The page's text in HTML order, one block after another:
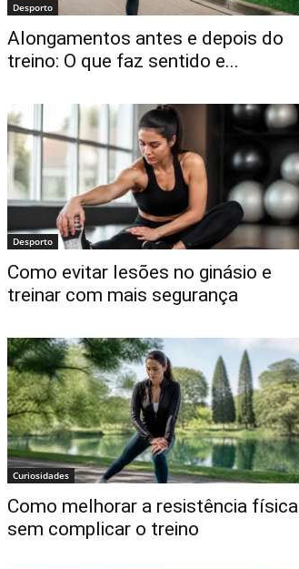
Desporto
Alongamentos antes e depois do
treino: O que faz sentido e...
Desporto
Como evitar lesões no ginásio e
treinar com mais segurança
Curiosidades
Como melhorar a resistência física
sem complicar o treino